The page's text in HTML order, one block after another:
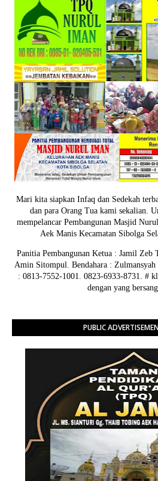
Mari kita siapkan Infaq dan Sedekah
dan para Orang Tua kami sekalian.
mempelancar Pembangunan Masjid
Aek Manis Kecamatan Sibolga
Panitia Pembangunan Ketua : Jamil
Amin Sitompul. Bendahara : Zulmansyah
: 0813-7552-1001. 0823-6933-8731. #
dengan yang
PUBLIC